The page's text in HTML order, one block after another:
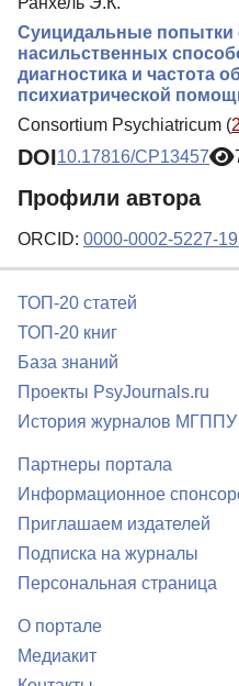
Суицидальные попытки
насильственных
диагностика и частота
психиатрической
Consortium Psychiatricum (
DOI10.17816/CP13457
Профили автора
ORCID: 0000-0002-5227-
ТОП-20 статей
ТОП-20 книг
База знаний
Проекты PsyJournals.ru
История журналов МГППУ
Партнеры портала
Информационное
Приглашаем издателей
Подписка на журналы
Персональная страница
О портале
Медиакит